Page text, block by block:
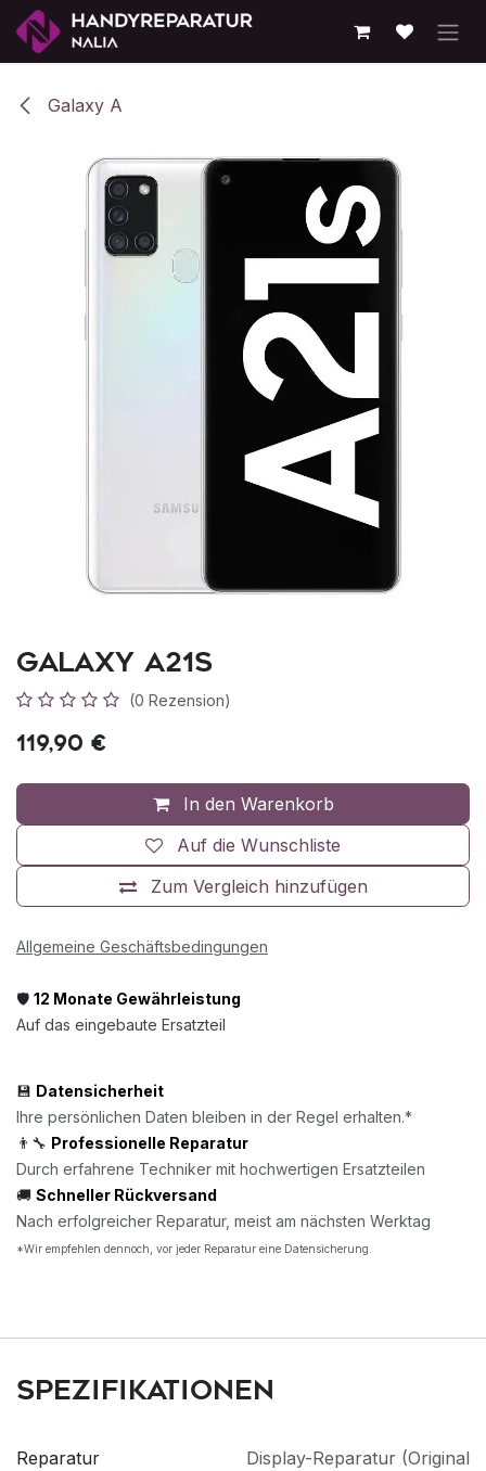
Zum Inhalt springen
Galaxy A
Galaxy A21s
(0 Rezension)
119,90 €
In den Warenkorb
Zum Vergleich hinzufügen
Auf die Wunschliste
Allgemeine Geschäftsbedingungen
🛡️ 12 Monate Gewährleistung
Auf das eingebaute Ersatzteil
💾 Datensicherheit
Ihre persönlichen Daten bleiben in der Regel erhalten.*
👨‍🔧 Professionelle Reparatur
Durch erfahrene Techniker mit hochwertigen Ersatzteilen
🚚 Schneller Rückversand
Nach erfolgreicher Reparatur, meist am nächsten Werktag
*Wir empfehlen dennoch, vor jeder Reparatur eine Datensicherung.
Spezifikationen
Reparatur
Display-Reparatur (Original